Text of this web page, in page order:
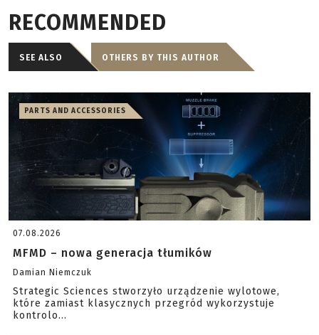
RECOMMENDED
SEE ALSO OTHERS BY THIS AUTHOR
PARTS AND ACCESSORIES
07.08.2026
MFMD – nowa generacja tłumików
Damian Niemczuk
Strategic Sciences stworzyło urządzenie wylotowe,
które zamiast klasycznych przegród wykorzystuje
kontrolo...